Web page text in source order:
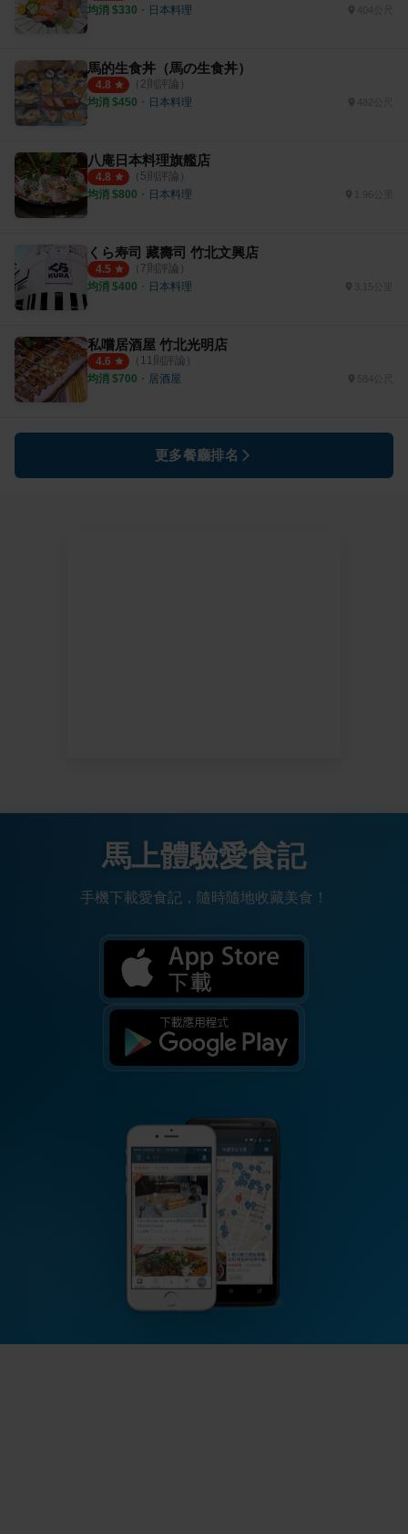
均消 $330 ・ 日本料理 404公尺
馬的生食丼（馬の生食丼）
4.8 （ 2則評論）
均消 $450 ・ 日本料理 482公尺
八庵日本料理旗艦店
4.8 （ 5則評論）
均消 $800 ・ 日本料理
くら寿司 藏壽司 竹北文興店
4.5 （ 7則評論）
均消 $400 ・ 日本料理 3.15公里
私嚐居酒屋 竹北光明店
4.6 （ 11 則評論）
均消 $700 ・ 居酒屋 584公尺
更多餐廳排名
馬上體驗愛食記
手機下載愛食記，隨時隨地收藏美食！